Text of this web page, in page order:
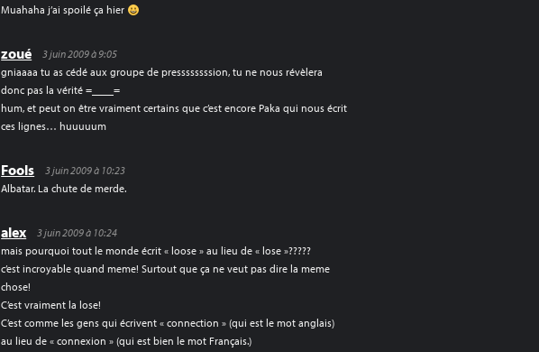
Muahaha j’ai spoilé ça hier
zoué
3 juin 2009 à 9:05
gniaaaa tu as cédé aux groupe de pressssssssion, tu ne nous révèlera
donc pas la vérité =____=
hum, et peut on être vraiment certains que c’est encore Paka qui nous écrit
ces lignes… huuuuum
Fools
3 juin 2009 à 10:23
Albatar. La chute de merde.
alex
3 juin 2009 à 10:24
mais pourquoi tout le monde écrit « loose » au lieu de « lose »?????
c’est incroyable quand meme! Surtout que ça ne veut pas dire la meme
chose!
C’est vraiment la lose!
C’est comme les gens qui écrivent « connection » (qui est le mot anglais)
au lieu de « connexion » (qui est bien le mot Français.)